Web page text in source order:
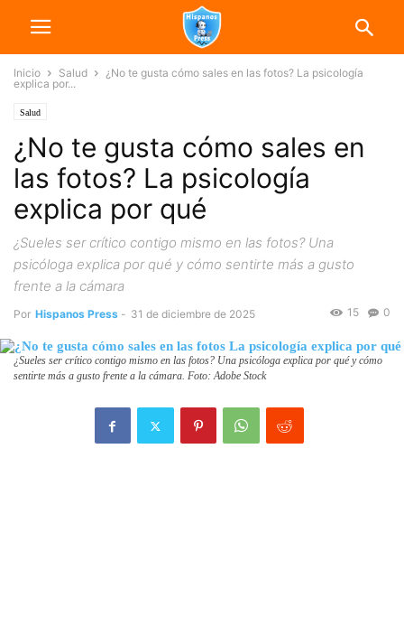
Inicio Salud
¿No te gusta cómo sales en las fotos? La psicología
explica por...
Salud
¿No te gusta cómo sales en
las fotos? La psicología
explica por qué
¿Sueles ser crítico contigo mismo en las fotos? Una
psicóloga explica por qué y cómo sentirte más a gusto
frente a la cámara
Por Hispanos Press - 31 de diciembre de 2025 0
15
¿Sueles ser crítico contigo mismo en las fotos? Una psicóloga explica por qué y cómo
sentirte más a gusto frente a la cámara. Foto: Adobe Stock